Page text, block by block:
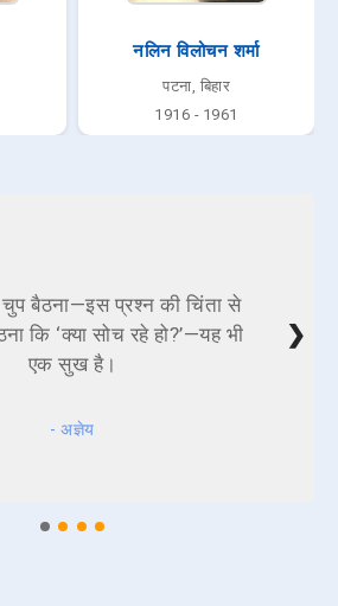
नलिन विलोचन शर्मा
पटना, बिहार
1916 - 1961
बैठना—इस प्रश्न की चिंता से
कि ‘क्या सोच रहे हो?’—यह भी
एक सुख है।
- अज्ञेय
❯